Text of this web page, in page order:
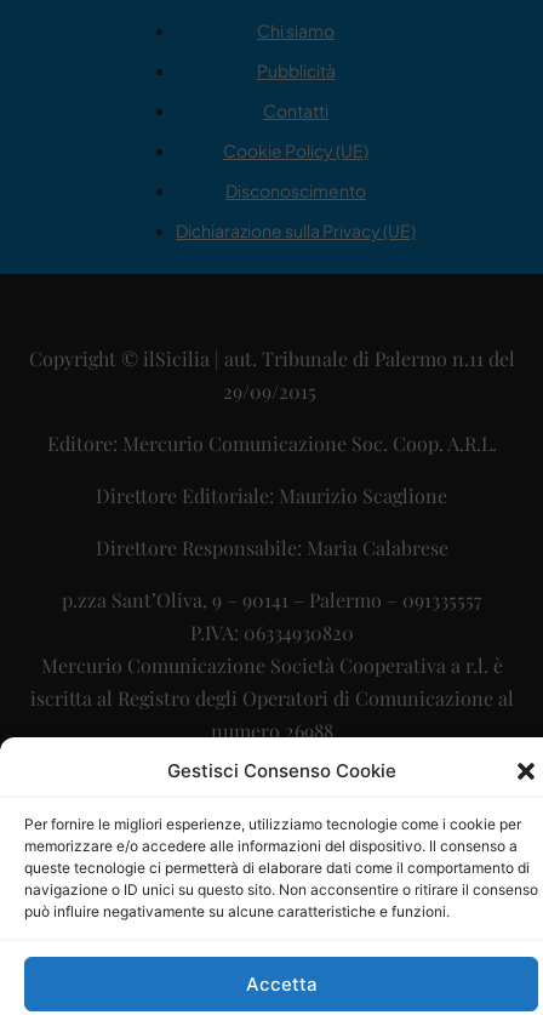
Gestisci Consenso Cookie
Per fornire le migliori esperienze, utilizziamo tecnologie come i cookie per
memorizzare e/o accedere alle informazioni del dispositivo. Il consenso a
queste tecnologie ci permetterà di elaborare dati come il comportamento di
navigazione o ID unici su questo sito. Non acconsentire o ritirare il consenso
può influire negativamente su alcune caratteristiche e funzioni.
Accetta
Chi siamo
Pubblicità
Contatti
Cookie Policy (UE)
Disconoscimento
Dichiarazione sulla Privacy (UE)
Copyright © ilSicilia | aut. Tribunale di Palermo n.11 del
29/09/2015
Editore: Mercurio Comunicazione Soc. Coop. A.R.L.
Direttore Editoriale: Maurizio Scaglione
Direttore Responsabile: Maria Calabrese
p.zza Sant’Oliva, 9 – 90141 – Palermo – 091335557
P.IVA: 06334930820
Mercurio Comunicazione Società Cooperativa a r.l. è
iscritta al Registro degli Operatori di Comunicazione al
numero 26988
Sito gestito daLa Digitale srl– info@ladigitale.it